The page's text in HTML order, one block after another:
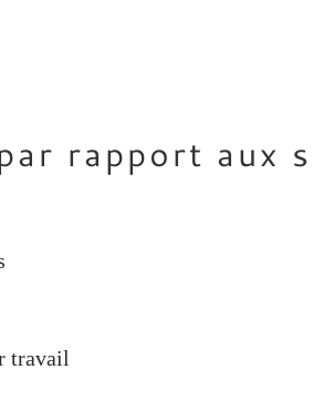
aux
travail